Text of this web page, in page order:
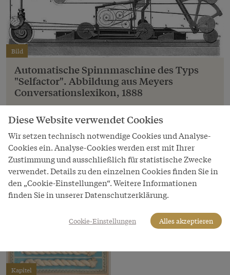
Bild
Automatische Spinnmaschine des Typs
"Selfactor". Abbildung aus Meyers
Conversationslexikon, 1888
Wikimedia Commons
Kapitel
Diese Website verwendet Cookies
Wir setzen technisch notwendige Cookies und Analyse-
Cookies ein. Analyse-Cookies werden erst mit Ihrer
Zustimmung und ausschließlich für statistische Zwecke
verwendet. Details zu den einzelnen Cookies finden Sie in
den „Cookie-Einstellungen“. Weitere Informationen
finden Sie in unserer Datenschutzerklärung.
Cookie-Einstellungen Alles akzeptieren